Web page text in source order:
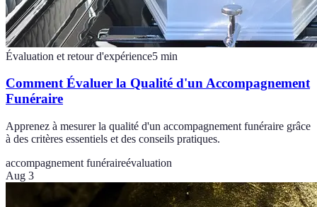
Évaluation et retour d'expérience5 min
Comment Évaluer la Qualité d'un Accompagnement
Funéraire
Apprenez à mesurer la qualité d'un accompagnement funéraire grâce
à des critères essentiels et des conseils pratiques.
accompagnement funéraireévaluation
Aug 3